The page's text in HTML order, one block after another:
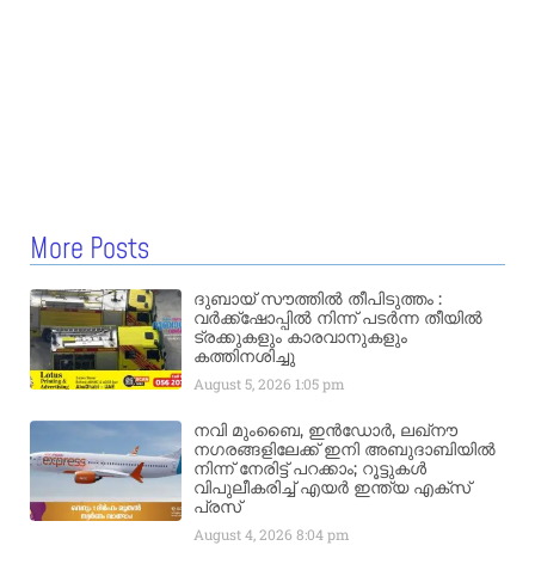
More Posts
ദുബായ് സൗത്തിൽ തീപിടുത്തം :
വർക്ക്‌ഷോപ്പിൽ നിന്ന് പടർന്ന തീയിൽ
ട്രക്കുകളും കാരവാനുകളും
കത്തിനശിച്ചു
August 5, 2026 1:05 pm
നവി മുംബൈ, ഇൻഡോർ, ലഖ്നൗ
നഗരങ്ങളിലേക്ക് ഇനി അബുദാബിയിൽ
നിന്ന് നേരിട്ട് പറക്കാം; റൂട്ടുകൾ
വിപുലീകരിച്ച് എയർ ഇന്ത്യ എക്സ്
പ്രസ്
August 4, 20268:04 pm